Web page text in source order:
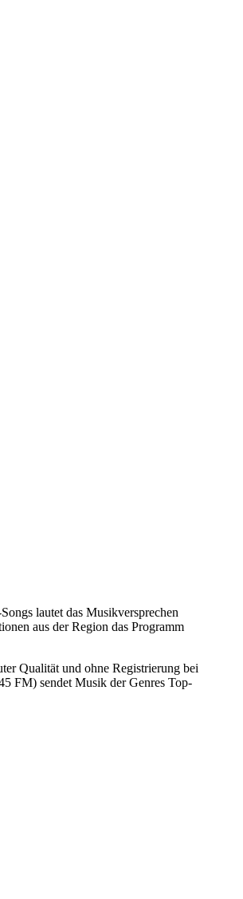
lautet das Musikversprechen
aus der Region das Programm
Qualität und ohne Registrierung bei
FM) sendet Musik der Genres Top-